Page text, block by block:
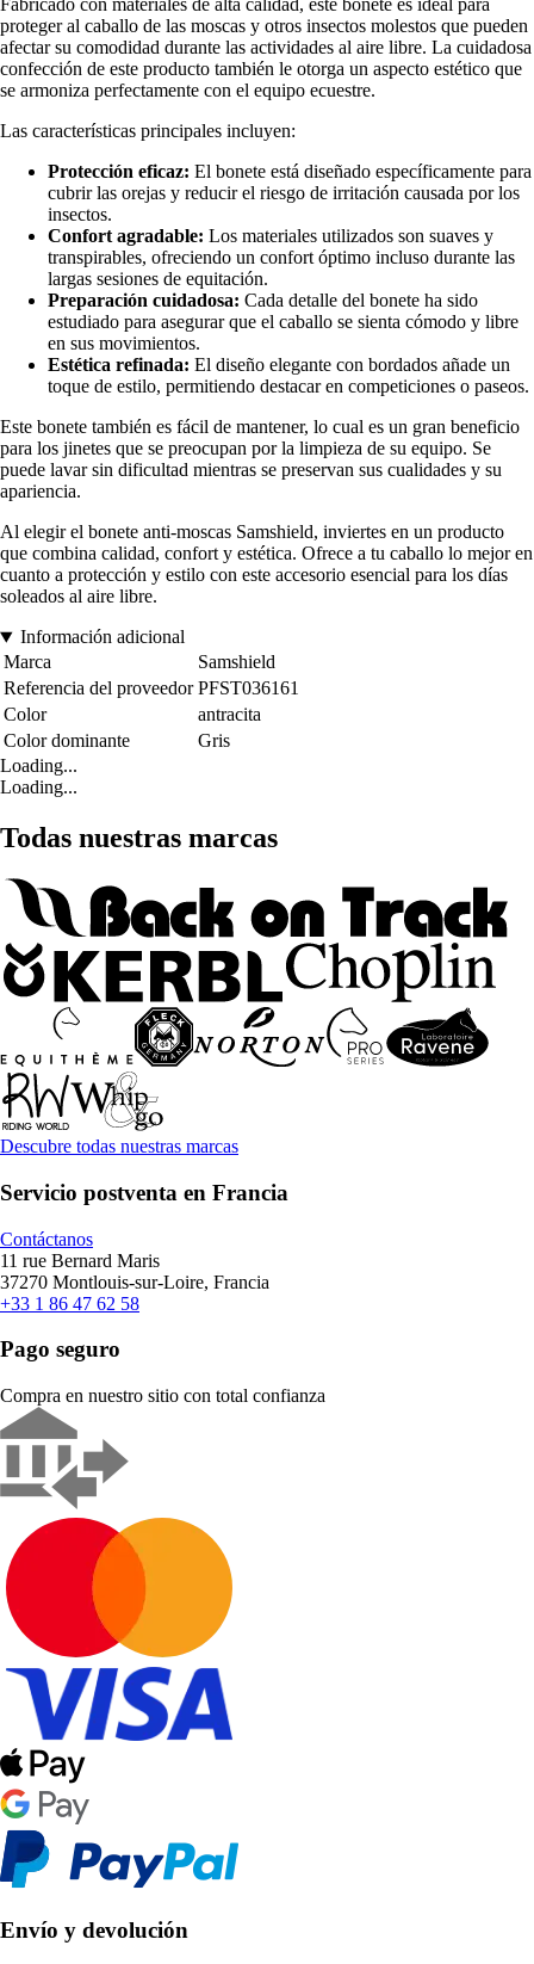
Fabricado con materiales de alta calidad, este bonete es ideal para
proteger al caballo de las moscas y otros insectos molestos que pueden
afectar su comodidad durante las actividades al aire libre. La cuidadosa
confección de este producto también le otorga un aspecto estético que
se armoniza perfectamente con el equipo ecuestre.
Las características principales incluyen:
Protección eficaz: El bonete está diseñado específicamente para
cubrir las orejas y reducir el riesgo de irritación causada por los
insectos.
Confort agradable: Los materiales utilizados son suaves y
transpirables, ofreciendo un confort óptimo incluso durante las
largas sesiones de equitación.
Preparación cuidadosa: Cada detalle del bonete ha sido
estudiado para asegurar que el caballo se sienta cómodo y libre
en sus movimientos.
Estética refinada: El diseño elegante con bordados añade un
toque de estilo, permitiendo destacar en competiciones o paseos.
Este bonete también es fácil de mantener, lo cual es un gran beneficio
para los jinetes que se preocupan por la limpieza de su equipo. Se
puede lavar sin dificultad mientras se preservan sus cualidades y su
apariencia.
Al elegir el bonete anti-moscas Samshield, inviertes en un producto
que combina calidad, confort y estética. Ofrece a tu caballo lo mejor en
cuanto a protección y estilo con este accesorio esencial para los días
soleados al aire libre.
Información adicional
Marca
Samshield
Referencia del proveedor PFST036161
Color
antracita
Color dominante
Gris
Loading...
Loading...
Todas nuestras marcas
Descubre todas nuestras marcas
Servicio postventa en Francia
Contáctanos
11 rue Bernard Maris
37270 Montlouis-sur-Loire, Francia
+33 1 86 47 62 58
Pago seguro
Compra en nuestro sitio con total confianza
Envío y devolución